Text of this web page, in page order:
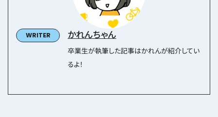
かれんちゃん
卒業生が執筆した記事はかれんが紹介してい
るよ！